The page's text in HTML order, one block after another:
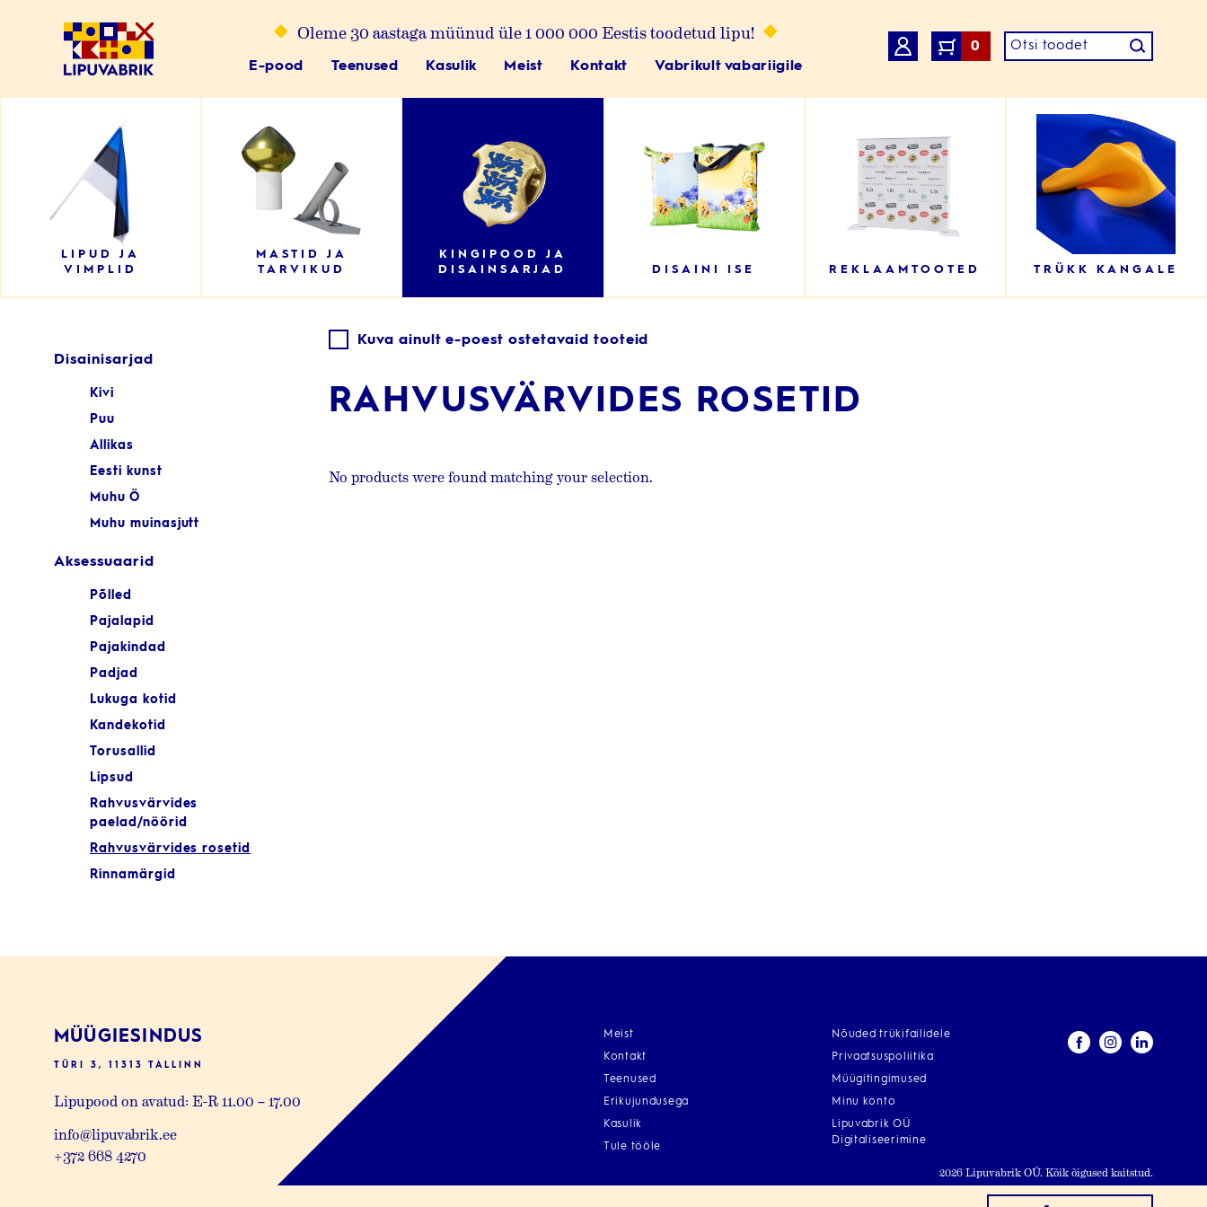
Lipuvabrik
Oleme 30 aastaga müünud üle 1 000 000 Eestis toodetud lipu!
E-pood Teenused Kasulik Meist Kontakt Vabrikult vabariigile
0
LIPUD JA
VIMPLID
MASTID JA
TARVIKUD
KINGIPOOD JA
DISAINSARJAD
DISAINI ISE REKLAAMTOOTED TRÜKK KANGALE
Disainisarjad
Kivi
Puu
Allikas
Eesti kunst
Muhu Ö
Muhu muinasjutt
Aksessuaarid
Põlled
Pajalapid
Pajakindad
Padjad
Lukuga kotid
Kandekotid
Torusallid
Lipsud
Rahvusvärvides
paelad/nöörid
Rahvusvärvides rosetid
Rinnamärgid
Kuva ainult e-poest ostetavaid tooteid
RAHVUSVÄRVIDES ROSETID
No products were found matching your selection.
MÜÜGIESINDUS
TÜRI 3, 11313 TALLINN
Lipupood on avatud: E-R 11.00 – 17.00
info@lipuvabrik.ee
+372 668 4270
Meist
Kontakt
Teenused
Erikujundusega
Kasulik
Tule tööle
Nõuded trükifailidele
Privaatsuspoliitika
Müügitingimused
Minu konto
Lipuvabrik OÜ
Digitaliseerimine
2026 Lipuvabrik OÜ. Kõik õigused kaitstud.